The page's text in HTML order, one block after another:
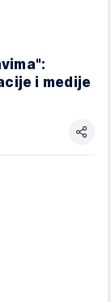
i medije